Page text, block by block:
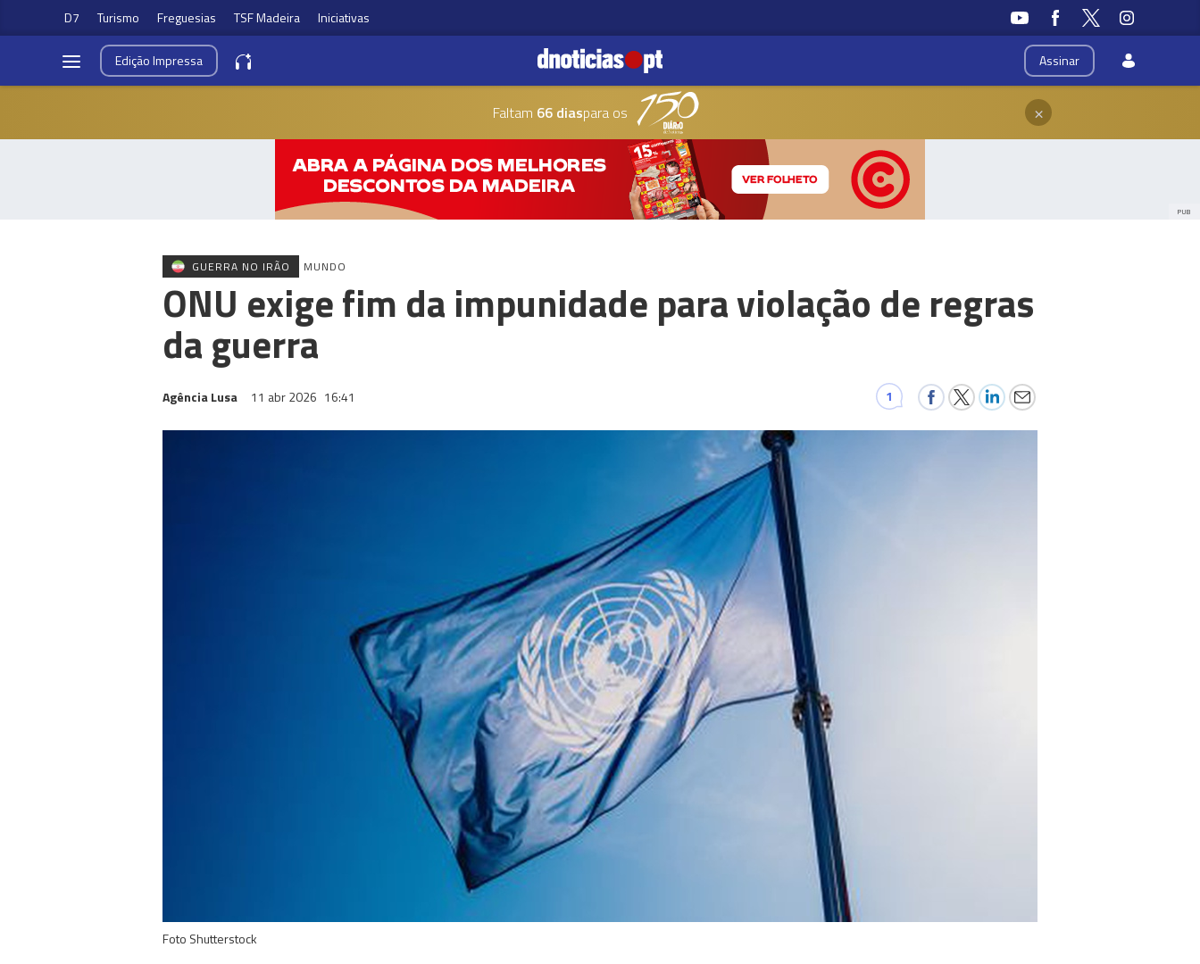
D7 Turismo Freguesias TSF Madeira Iniciativas
Assinar
EdiçãoImpressa
Faltam 66 diaspara os ×
PUB
GUERRA NO IRÃO MUNDO
ONU exige fim da impunidade para violação de regras
da guerra
Agência Lusa 11 abr 2026 16:41 1
Foto Shutterstock